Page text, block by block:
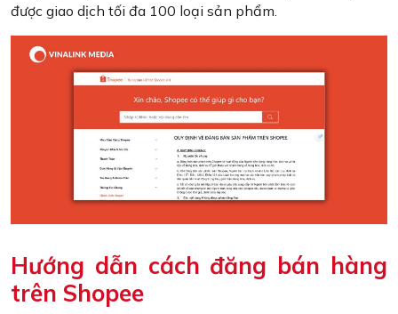
được giao dịch tối đa 100 loại sản phẩm.
Hướng dẫn cách đăng bán hàng
trên Shopee